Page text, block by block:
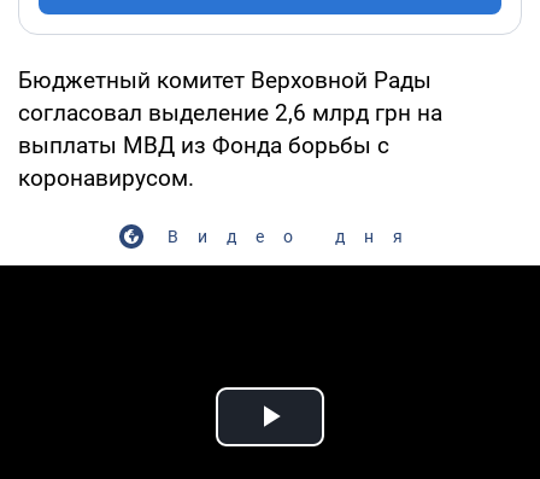
Бюджетный комитет Верховной Рады
согласовал выделение 2,6 млрд грн на
выплаты МВД из Фонда борьбы с
коронавирусом.
Видео дня
Play Video